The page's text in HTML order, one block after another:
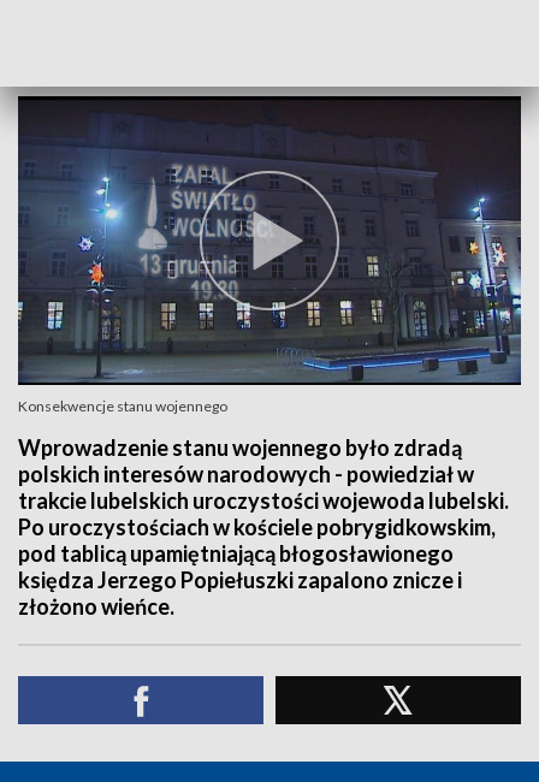
Konsekwencje stanu wojennego
Wprowadzenie stanu wojennego było zdradą
polskich interesów narodowych - powiedział w
trakcie lubelskich uroczystości wojewoda lubelski.
Po uroczystościach w kościele pobrygidkowskim,
pod tablicą upamiętniającą błogosławionego
księdza Jerzego Popiełuszki zapalono znicze i
złożono wieńce.